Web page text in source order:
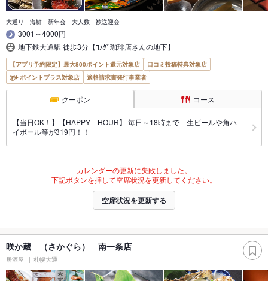
大通り 海鮮 新年会 大人数 歓送迎会
3001～4000円
地下鉄大通駅 徒歩3分【ｺﾒﾀﾞ珈琲店さんの地下】
【アプリ予約限定】最大800ポイント還元対象店
口コミ投稿特典対象店
ポイントプラス対象店
適格請求書発行事業者
クーポン コース
【当日OK！】【HAPPY HOUR】 毎日～18時まで 生ビールや角ハ
イボール等が319円！！
カレンダーの更新に失敗しました。
下記ボタンを押して空席状況を更新してください。
空席状況を更新する
咲か蔵 （さかぐら） 南一条店
居酒屋 札幌大通